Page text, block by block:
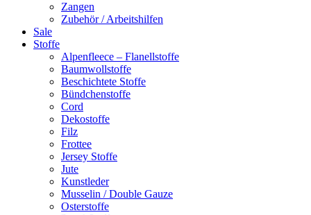
Zangen
Zubehör / Arbeitshilfen
Sale
Stoffe
Alpenfleece – Flanellstoffe
Baumwollstoffe
Beschichtete Stoffe
Bündchenstoffe
Cord
Dekostoffe
Filz
Frottee
Jersey Stoffe
Jute
Kunstleder
Musselin / Double Gauze
Osterstoffe